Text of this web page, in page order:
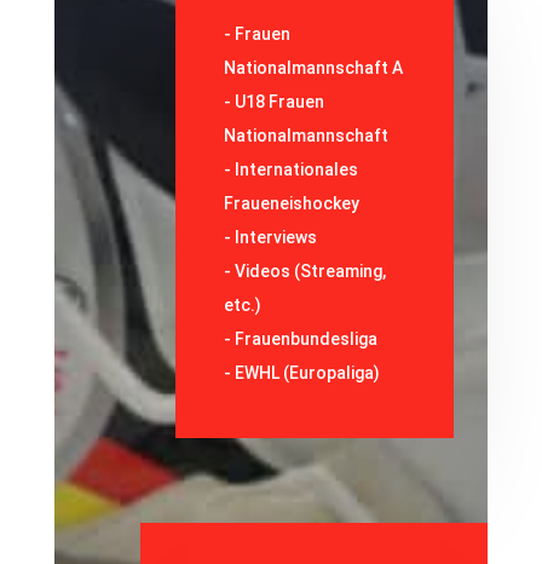
- Frauen
Nationalmannschaft A
- U18 Frauen
Nationalmannschaft
- Internationales
Fraueneishockey
- Interviews
-Videos (Streaming,
etc.)
- Frauenbundesliga
- EWHL (Europaliga)